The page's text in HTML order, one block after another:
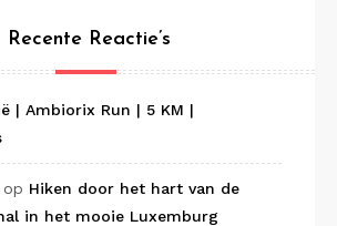
Recente Reactie’s
| Ambiorix Run | 5 KM |
op Hiken door het hart van de
in het mooie Luxemburg